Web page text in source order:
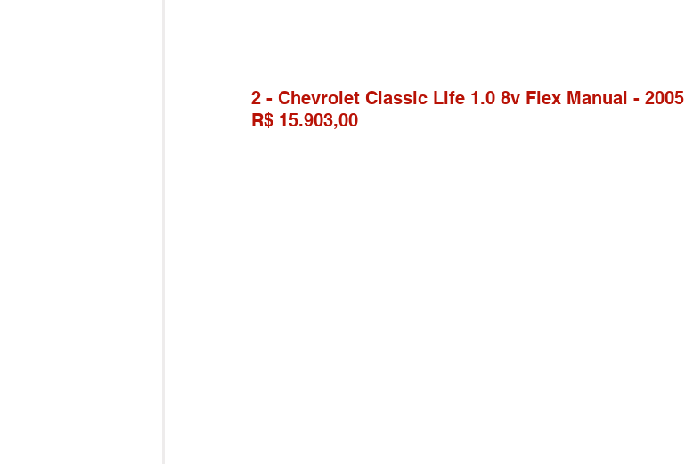
2 - Chevrolet Classic Life 1.0 8v Flex Manual - 2005
R$ 15.903,00